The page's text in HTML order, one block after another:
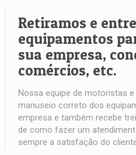
Retiramos e
equipamentos
sua empresa,
comércios, etc.
Nossa equipe de motoristas
manuseio correto dos
empresa e também recebe
de como fazer um
sempre a satisfação do